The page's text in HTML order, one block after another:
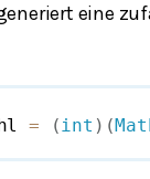
eine
= (int ) (